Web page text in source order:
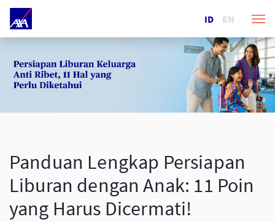
ID EN
Panduan Lengkap Persiapan
Liburan dengan Anak: 11 Poin
yang Harus Dicermati!